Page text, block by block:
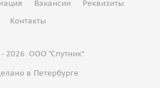
Вакансии
Реквизиты
Контакты
2026 ООО "Спутник"
в Петербурге